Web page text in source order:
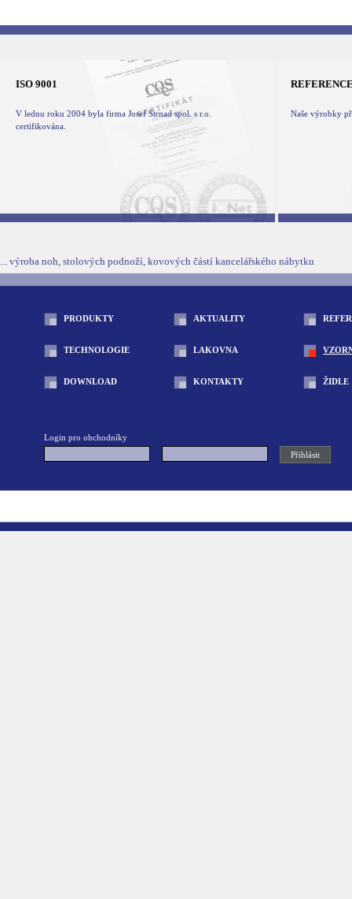
ISO 9001
V lednu roku 2004 byla firma Josef Strnad spol. s r.o.
certifikována.
Naše výrobky
... výroba noh, stolových podnoží, kovových částí kancelářského nábytku
PRODUKTY AKTUALITY
TECHNOLOGIE LAKOVNA
DOWNLOAD KONTAKTY ŽIDLE
Login pro obchodníky